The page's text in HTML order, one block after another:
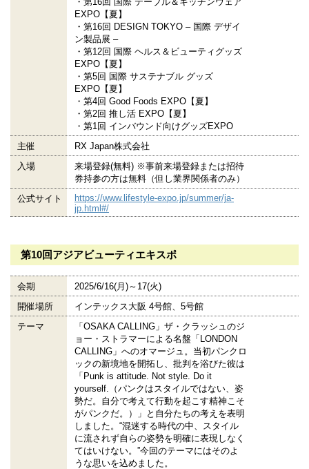
EXPO【夏】
・第16回 DESIGN TOKYO – 国際 デザイ
ン製品展 –
・第12回 国際 ヘルス＆ビューティグッズ
EXPO【夏】
・第5回 国際 サステナブル グッズ
EXPO【夏】
・第4回 Good Foods EXPO【夏】
・第2回 推し活 EXPO【夏】
・第1回 インバウンド向けグッズEXPO
主催
RX Japan株式会社
入場
来場登録(無料) ※事前来場登録または招待
券持参の方は無料（但し業界関係者のみ）
公式サイト
https://www.lifestyle-expo.jp/summer/ja-
jp.html#/
第10回アジアビューティエキスポ
会期
2025/6/16(月)～17(火)
開催場所
インテックス大阪 4号館、5号館
テーマ
「OSAKA CALLING」ザ・クラッシュのジ
ョー・ストラマーによる名盤「LONDON
CALLING」へのオマージュ。当初パンクロ
ックの新境地を開拓し、批判を浴びた彼は
「Punk is attitude. Not style. Do it
yourself.（パンクはスタイルではない、姿
勢だ。⾃分で考えて⾏動を起こす精神こそ
がパンクだ。）」と⾃分たちの考えを表明
しました。“混迷する時代の中、スタイル
に流されず⾃らの姿勢を明確に表現しなく
てはいけない。”今回のテーマにはそのよ
うな思いを込めました。